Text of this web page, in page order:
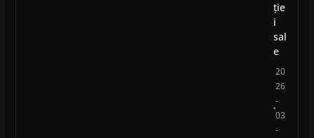
ție
i
sal
e
20
26
-
03
-